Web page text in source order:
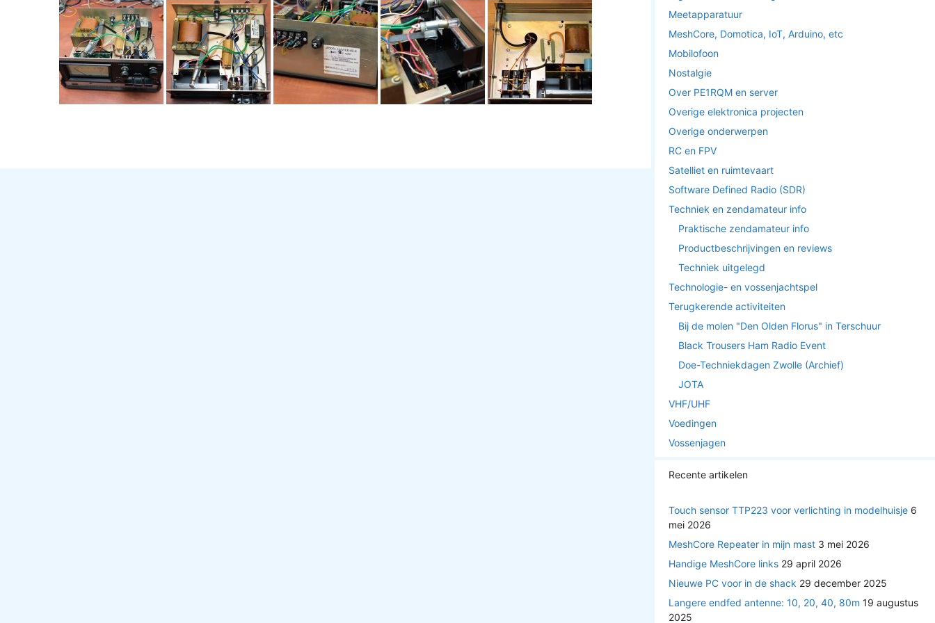
Meetapparatuur
MeshCore, Domotica, IoT, Arduino, etc
Mobilofoon
Nostalgie
Over PE1RQM en server
Overige elektronica projecten
Overige onderwerpen
RC en FPV
Satelliet en ruimtevaart
Software Defined Radio (SDR)
Techniek en zendamateur info
Praktische zendamateur info
Productbeschrijvingen en reviews
Techniek uitgelegd
Technologie- en vossenjachtspel
Terugkerende activiteiten
Bij de molen "Den Olden Florus" in Terschuur
Black Trousers Ham Radio Event
Doe-Techniekdagen Zwolle (Archief)
JOTA
VHF/UHF
Voedingen
Vossenjagen
Recente artikelen
Touch sensor TTP223 voor verlichting in modelhuisje 6
mei 2026
MeshCore Repeater in mijn mast 3 mei 2026
Handige MeshCore links 29 april 2026
Nieuwe PC voor in de shack 29 december 2025
Langere endfed antenne: 10, 20, 40, 80m 19 augustus
2025